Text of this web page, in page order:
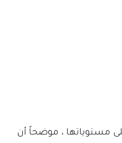
مستوياتها ، موضحاً أن